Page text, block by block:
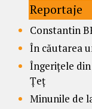
Reportaje
Constantin
În căutarea
Îngerițele
Țeț
Minunile de